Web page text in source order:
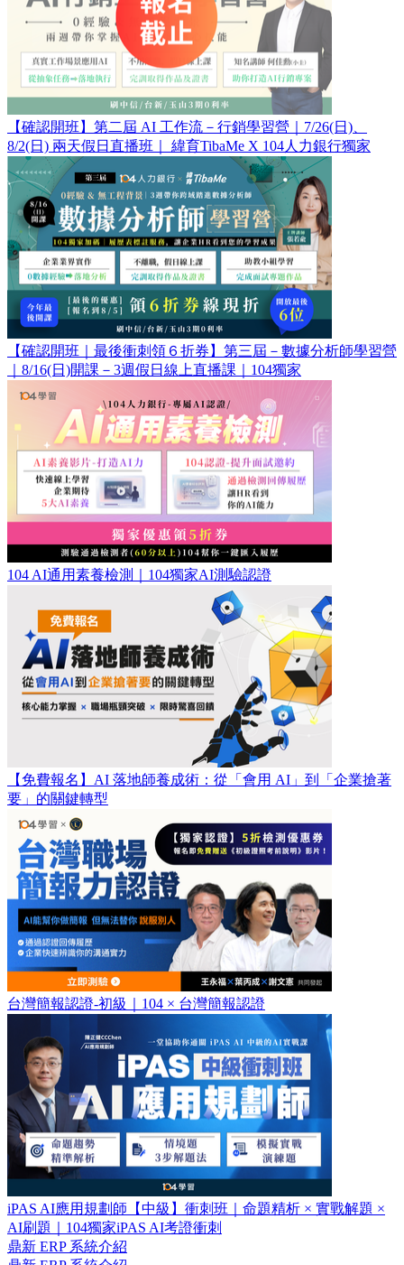
【確認開班】第二屆 AI 工作流－行銷學習營｜7/26(日)、
8/2(日) 兩天假日直播班｜ 緯育TibaMe X 104人力銀行獨家
【確認開班｜最後衝刺領６折券】第三屆－數據分析師學習營
｜8/16(日)開課－3週假日線上直播課｜104獨家
104 AI通用素養檢測｜104獨家AI測驗認證
【免費報名】AI 落地師養成術：​從「會用 AI」到「企業搶著
要」的關鍵轉型
台灣簡報認證-初級｜104 × 台灣簡報認證
iPAS AI應用規劃師【中級】衝刺班｜命題精析 × 實戰解題 ×
AI刷題​｜104獨家iPAS AI考證衝刺
鼎新 ERP 系統介紹